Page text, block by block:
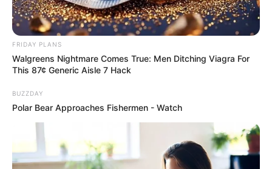
Veja como fazer esse ponto no vídeo abaixo:
FRIDAY PLANS
Walgreens Nightmare Comes True: Men Ditching Viagra For
This 87¢ Generic Aisle 7 Hack
BUZZDAY
Polar Bear Approaches Fishermen - Watch